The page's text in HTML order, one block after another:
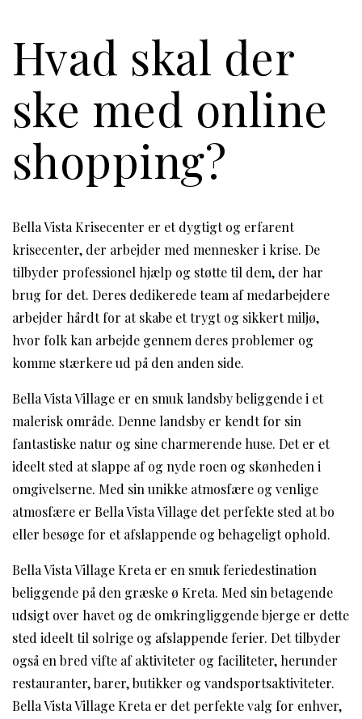
Hvad skal der
ske med online
shopping?
Bella Vista Krisecenter er et dygtigt og erfarent
krisecenter, der arbejder med mennesker i krise. De
tilbyder professionel hjælp og støtte til dem, der har
brug for det. Deres dedikerede team af medarbejdere
arbejder hårdt for at skabe et trygt og sikkert miljø,
hvor folk kan arbejde gennem deres problemer og
komme stærkere ud på den anden side.
Bella Vista Village er en smuk landsby beliggende i et
malerisk område. Denne landsby er kendt for sin
fantastiske natur og sine charmerende huse. Det er et
ideelt sted at slappe af og nyde roen og skønheden i
omgivelserne. Med sin unikke atmosfære og venlige
atmosfære er Bella Vista Village det perfekte sted at bo
eller besøge for et afslappende og behageligt ophold.
Bella Vista Village Kreta er en smuk feriedestination
beliggende på den græske ø Kreta. Med sin betagende
udsigt over havet og de omkringliggende bjerge er dette
sted ideelt til solrige og afslappende ferier. Det tilbyder
også en bred vifte af aktiviteter og faciliteter, herunder
restauranter, barer, butikker og vandsportsaktiviteter.
Bella Vista Village Kreta er det perfekte valg for enhver,